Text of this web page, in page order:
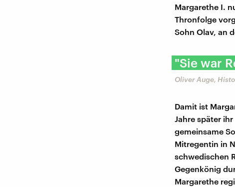
Margarethe I.
Thronfolge
Sohn Olav, an
"Sie war
Oliver Auge,
Damit ist
Jahre später
gemeinsame
Mitregentin in
schwedischen
Gegenkönig
Margarethe